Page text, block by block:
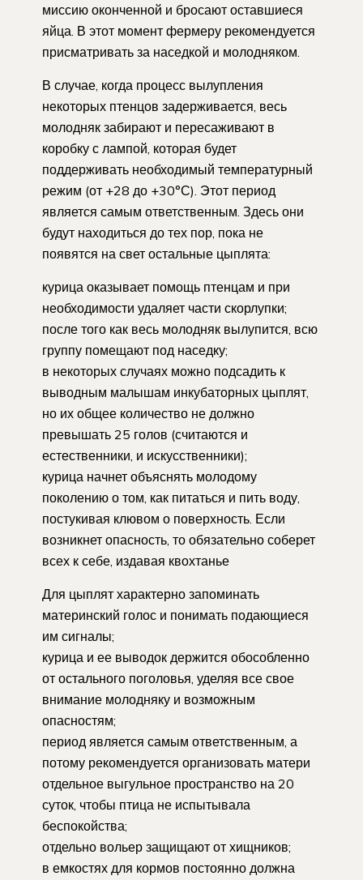
миссию оконченной и бросают оставшиеся
яйца. В этот момент фермеру рекомендуется
присматривать за наседкой и молодняком.
В случае, когда процесс вылупления
некоторых птенцов задерживается, весь
молодняк забирают и пересаживают в
коробку с лампой, которая будет
поддерживать необходимый температурный
режим (от +28 до +30°С). Этот период
является самым ответственным. Здесь они
будут находиться до тех пор, пока не
появятся на свет остальные цыплята:
курица оказывает помощь птенцам и при
необходимости удаляет части скорлупки;
после того как весь молодняк вылупится, всю
группу помещают под наседку;
в некоторых случаях можно подсадить к
выводным малышам инкубаторных цыплят,
но их общее количество не должно
превышать 25 голов (считаются и
естественники, и искусственники);
курица начнет объяснять молодому
поколению о том, как питаться и пить воду,
постукивая клювом о поверхность. Если
возникнет опасность, то обязательно соберет
всех к себе, издавая квохтанье
Для цыплят характерно запоминать
материнский голос и понимать подающиеся
им сигналы;
курица и ее выводок держится обособленно
от остального поголовья, уделяя все свое
внимание молодняку и возможным
опасностям;
период является самым ответственным, а
потому рекомендуется организовать матери
отдельное выгульное пространство на 20
суток, чтобы птица не испытывала
беспокойства;
отдельно вольер защищают от хищников;
в емкостях для кормов постоянно должна